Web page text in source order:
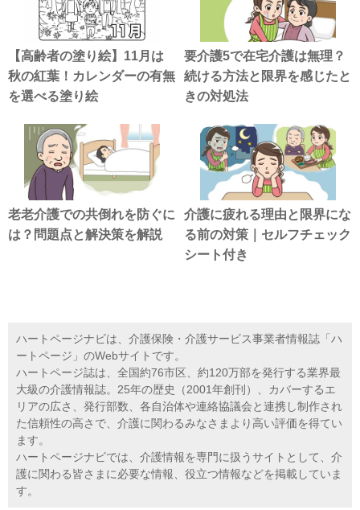
【高齢者の塗り絵】11月は
秋の紅葉！カレンダーの有無
を選べる塗り絵
要介護5で在宅介護は無理？
続ける方法と限界を感じたと
きの対処法
老老介護での共倒れを防ぐに
は？問題点と解決策を解説
介護に疲れる理由と限界にな
る前の対策｜セルフチェック
シート付き
ハートページナビは、介護保険・介護サービス事業者情報誌「ハ
ートページ」のWebサイトです。
ハートページ誌は、全国約76市区、約120万部を発行する業界最
大級の介護情報誌。25年の歴史（2001年創刊）、カバーするエ
リアの広さ、発行部数、各自治体や連絡協議会と連携し制作され
た信頼性の高さで、介護に関わるみなさまより高い評価を得てい
ます。
ハートページナビでは、介護情報を専門に扱うサイトとして、介
護に関わる皆さまに必要な情報、役立つ情報などを掲載していま
す。